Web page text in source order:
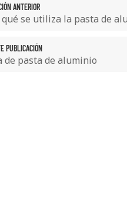
ANTERIOR
qué se utiliza la pasta de
PUBLICACIÓN
de pasta de aluminio